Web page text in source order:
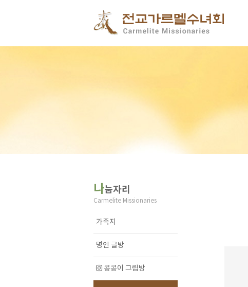
나눔자리
Carmelite Missionaries
가족지
명인 글방
콩콩이 그림방